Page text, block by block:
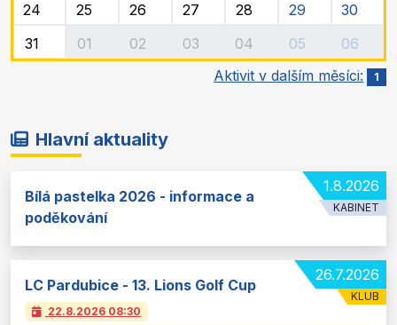
24
25 26 27 28 29
30
31
01 02 03 04 05
06
Aktivit v dalším měsíci:
1
Hlavní aktuality
1.8.2026
KABINET
Bílá pastelka 2026 - informace a
poděkování
26.7.2026
KLUB
LC Pardubice - 13. Lions Golf Cup
22.8.2026 08:30